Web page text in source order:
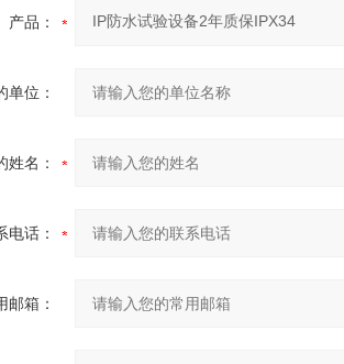
产品：
单位：
姓名：
电话：
邮箱：